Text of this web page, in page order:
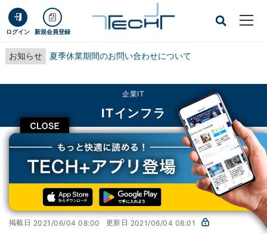
ログイン 新規会員登録
お知らせ 夏季休業期間のお問い合わせについて
CLOSE
企業IT
ITインフラ
TECH+ 企業IT ITインフラ Windowsパッケージマネージャ1.0公開
第151回 PowerShell Core入門 - 基本コマンドの使い方
Windowsパッケージマネージャ1.0公開
掲載日 2021/06/04 08:00 更新日 2021/06/04 08:01